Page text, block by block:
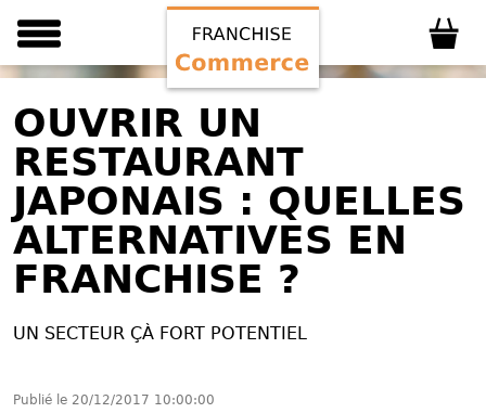
OUVRIR UN
RESTAURANT
JAPONAIS : QUELLES
ALTERNATIVES EN
FRANCHISE ?
UN SECTEUR ÇÀ FORT POTENTIEL
Publié le 20/12/2017 10:00:00